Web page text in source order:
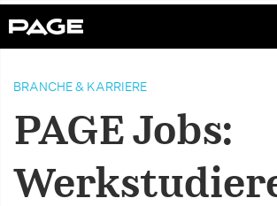
BRANCHE & KARRIERE
PAGE Jobs: